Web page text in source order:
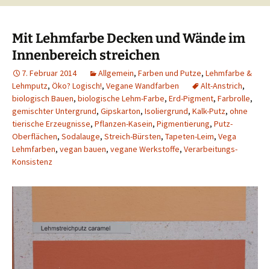
Mit Lehmfarbe Decken und Wände im
Innenbereich streichen
7. Februar 2014 Allgemein, Farben und Putze, Lehmfarbe &
Lehmputz, Öko? Logisch!, Vegane Wandfarben Alt-Anstrich,
biologisch Bauen, biologische Lehm-Farbe, Erd-Pigment, Farbrolle,
gemischter Untergrund, Gipskarton, Isoliergrund, Kalk-Putz, ohne
tierische Erzeugnisse, Pflanzen-Kasein, Pigmentierung, Putz-
Oberflächen, Sodalauge, Streich-Bürsten, Tapeten-Leim, Vega
Lehmfarben, vegan bauen, vegane Werkstoffe, Verarbeitungs-
Konsistenz